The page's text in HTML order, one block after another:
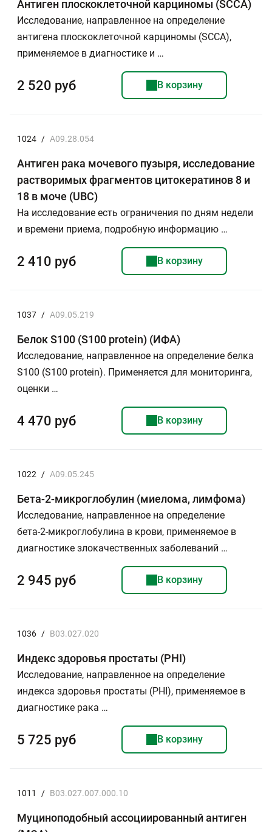
Антиген плоскоклеточной карциномы (SСCA)
Исследование, направленное на определение
антигена плоскоклеточной карциномы (SСCA),
применяемое в диагностике и …
2 520 руб В корзину
1024 / A09.28.054
Антиген рака мочевого пузыря, исследование
растворимых фрагментов цитокератинов 8 и
18 в моче (UBC)
На исследование есть ограничения по дням недели
и времени приема, подробную информацию …
2 410 руб В корзину
1037 / A09.05.219
Белок S100 (S100 protein) (ИФА)
Исследование, направленное на определение белка
S100 (S100 protein). Применяется для мониторинга,
оценки …
4 470 руб В корзину
1022 / A09.05.245
Бета-2-микроглобулин (миелома, лимфома)
Исследование, направленное на определение
бета-2-микроглобулина в крови, применяемое в
диагностике злокачественных заболеваний …
2 945 руб В корзину
1036 / B03.027.020
Индекс здоровья простаты (PHI)
Исследование, направленное на определение
индекса здоровья простаты (PHI), применяемое в
диагностике рака …
5 725 руб В корзину
1011 / B03.027.007.000.10
Муциноподобный ассоциированный антиген